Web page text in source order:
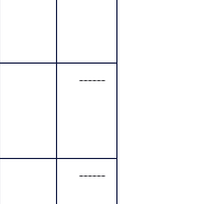
------
------